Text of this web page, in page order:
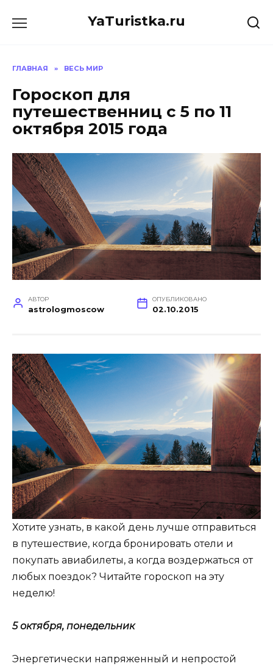
YaTuristka.ru
ГЛАВНАЯ » ВЕСЬ МИР
Гороскоп для
путешественниц с 5 по 11
октября 2015 года
АВТОР
astrologmoscow
ОПУБЛИКОВАНО
02.10.2015
Хотите узнать, в какой день лучше отправиться
в путешествие, когда бронировать отели и
покупать авиабилеты, а когда воздержаться от
любых поездок? Читайте гороскоп на эту
неделю!
5 октября, понедельник
Энергетически напряженный и непростой